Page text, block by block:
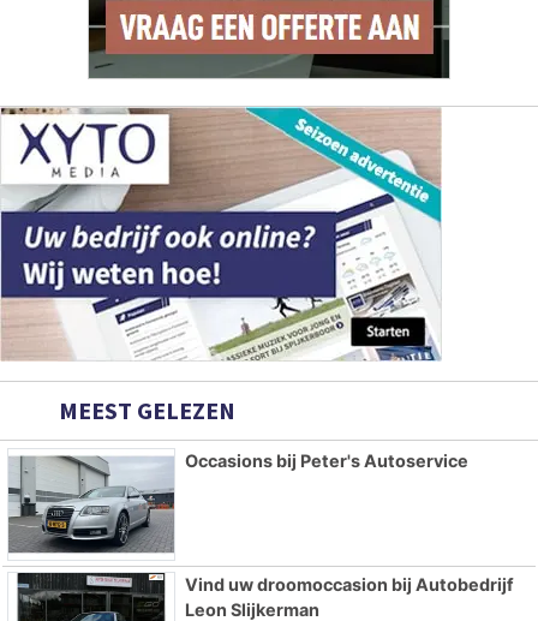
MEEST GELEZEN
Occasions bij Peter's Autoservice
Vind uw droomoccasion bij Autobedrijf
Leon Slijkerman